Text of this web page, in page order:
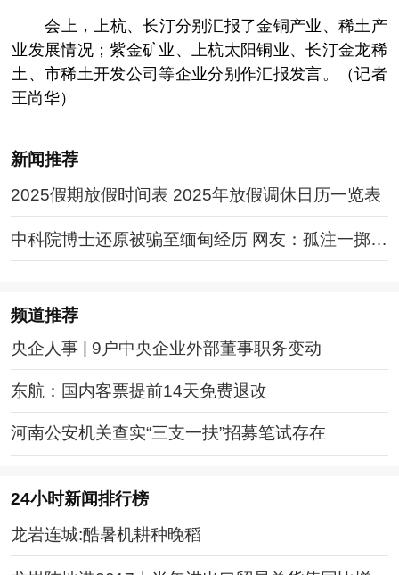
­ 会上，上杭、长汀分别汇报了金铜产业、稀土产
业发展情况；紫金矿业、上杭太阳铜业、长汀金龙稀
土、市稀土开发公司等企业分别作汇报发言。（记者
王尚华）
新闻推荐
2025假期放假时间表 2025年放假调休日历一览表
中科院博士还原被骗至缅甸经历 网友：孤注一掷现
实版
频道推荐
央企人事 | 9户中央企业外部董事职务变动
东航：国内客票提前14天免费退改
河南公安机关查实“三支一扶”招募笔试存在
24小时新闻排行榜
龙岩连城:酷暑机耕种晚稻